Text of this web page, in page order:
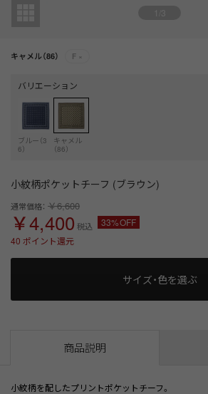
1 3
キャメル（86） F ×
バリエーション
ブルー（3
6）
キャメル
（86）
小紋柄ポケットチーフ (ブラウン)
通常価格： ￥6,600
￥4,400 税込
33%OFF
40 ポイント還元
サイズ・色を選ぶ
商品説明
小紋柄を配したプリントポケットチーフ。